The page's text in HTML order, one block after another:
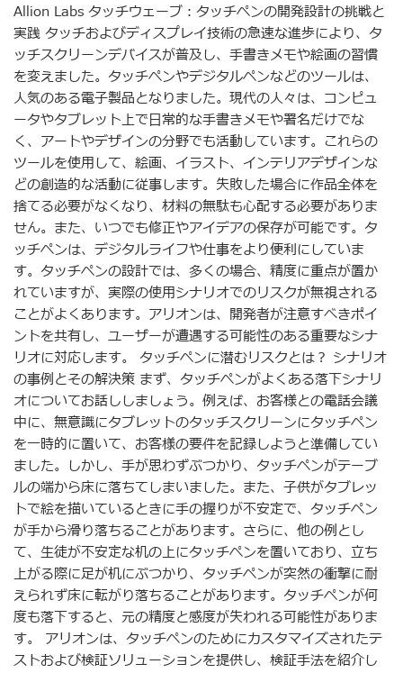
Allion Labs タッチウェーブ：タッチペンの開発設計の挑戦と
実践 タッチおよびディスプレイ技術の急速な進歩により、タ
ッチスクリーンデバイスが普及し、手書きメモや絵画の習慣
を変えました。タッチペンやデジタルペンなどのツールは、
人気のある電子製品となりました。現代の人々は、コンピュ
ータやタブレット上で日常的な手書きメモや署名だけでな
く、アートやデザインの分野でも活動しています。これらの
ツールを使用して、絵画、イラスト、インテリアデザインな
どの創造的な活動に従事します。失敗した場合に作品全体を
捨てる必要がなくなり、材料の無駄も心配する必要がありま
せん。また、いつでも修正やアイデアの保存が可能です。タ
ッチペンは、デジタルライフや仕事をより便利にしていま
す。タッチペンの設計では、多くの場合、精度に重点が置か
れていますが、実際の使用シナリオでのリスクが無視される
ことがよくあります。アリオンは、開発者が注意すべきポイ
ントを共有し、ユーザーが遭遇する可能性のある重要なシナ
リオに対応します。 タッチペンに潜むリスクとは？ シナリオ
の事例とその解決策 まず、タッチペンがよくある落下シナリ
オについてお話ししましょう。例えば、お客様との電話会議
中に、無意識にタブレットのタッチスクリーンにタッチペン
を一時的に置いて、お客様の要件を記録しようと準備してい
ました。しかし、手が思わずぶつかり、タッチペンがテーブ
ルの端から床に落ちてしまいました。また、子供がタブレッ
トで絵を描いているときに手の握りが不安定で、タッチペン
が手から滑り落ちることがあります。さらに、他の例とし
て、生徒が不安定な机の上にタッチペンを置いており、立ち
上がる際に足が机にぶつかり、タッチペンが突然の衝撃に耐
えられず床に転がり落ちることがあります。タッチペンが何
度も落下すると、元の精度と感度が失われる可能性がありま
す。 アリオンは、タッチペンのためにカスタマイズされたテ
ストおよび検証ソリューションを提供し、検証手法を紹介し